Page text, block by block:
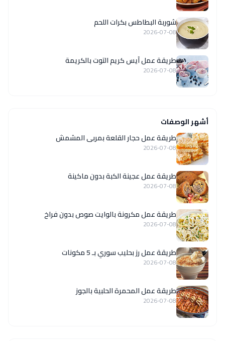
شوربة البطاطس بكرات اللحم
2026-07-08
طريقة عمل آيس كريم التوت بالكريمة
2026-07-08
أشهر الوصفات
طريقة عمل حجار القلعة بمربى المشمش
2026-07-08
طريقة عمل عجينة الكبة بدون ماكينة
2026-07-08
طريقة عمل مكرونة بالوايت صوص بدون فراخ
2026-07-08
طريقة عمل رز بحليب سوري بـ 5 مكونات
2026-07-08
طريقة عمل المحمرة الحلبية بالجوز
2026-07-08